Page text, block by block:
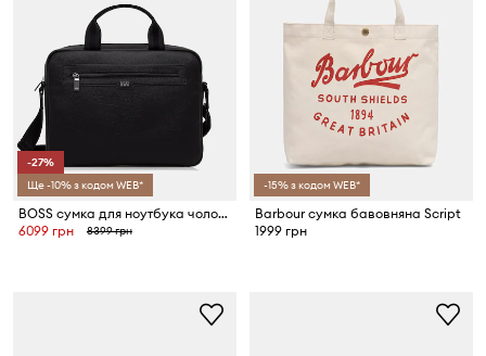
-27%
Ще -10% з кодом WEB*
BOSS сумка для ноутбука чоловіча
6099 грн
8399 грн
-15% з кодом WEB*
Barbour сумка бавовняна Script
1999 грн